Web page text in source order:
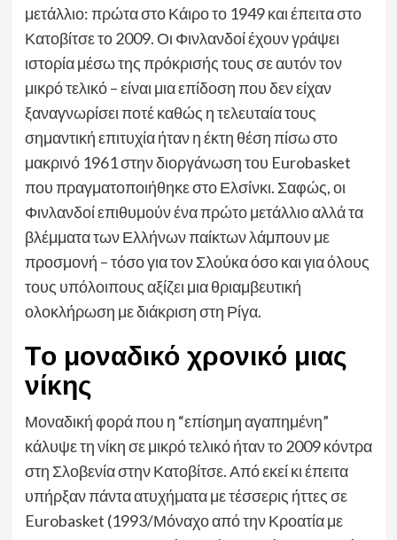
μετάλλιο: πρώτα στο Κάιρο το 1949 και έπειτα στο
Κατοβίτσε το 2009. Οι Φινλανδοί έχουν γράψει
ιστορία μέσω της πρόκρισής τους σε αυτόν τον
μικρό τελικό – είναι μια επίδοση που δεν είχαν
ξαναγνωρίσει ποτέ καθώς η τελευταία τους
σημαντική επιτυχία ήταν η έκτη θέση πίσω στο
μακρινό 1961 στην διοργάνωση του Eurobasket
που πραγματοποιήθηκε στο Ελσίνκι. Σαφώς, οι
Φινλανδοί επιθυμούν ένα πρώτο μετάλλιο αλλά τα
βλέμματα των Ελλήνων παίκτων λάμπουν με
προσμονή – τόσο για τον Σλούκα όσο και για όλους
τους υπόλοιπους αξίζει μια θριαμβευτική
ολοκλήρωση με διάκριση στη Ρίγα.
Tο μοναδικό χρονικό μιας
νίκης
Μοναδική φορά που η “επίσημη αγαπημένη”
κάλυψε τη νίκη σε μικρό τελικό ήταν το 2009 κόντρα
στη Σλοβενία στην Κατοβίτσε. Από εκεί κι έπειτα
υπήρξαν πάντα ατυχήματα με τέσσερις ήττες σε
Eurobasket (1993/Μόναχο από την Κροατία με